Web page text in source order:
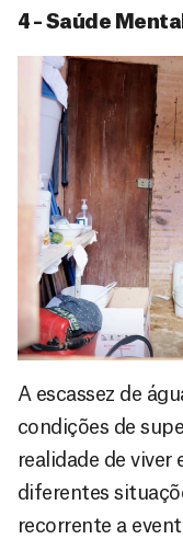
4 – Saúde Mental
A escassez de
condições de
realidade de
diferentes
recorrente a